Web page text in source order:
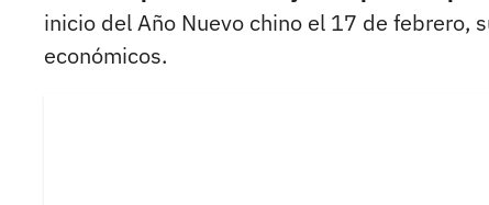
inicio del Año Nuevo chino el 17 de febrero,
económicos.